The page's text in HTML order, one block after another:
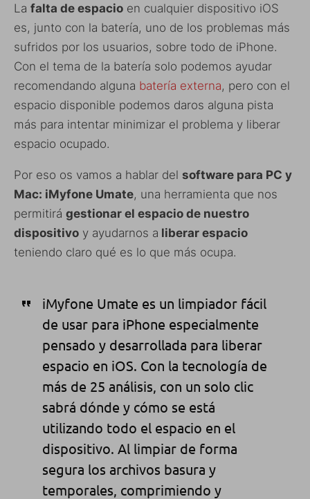
La falta de espacio en cualquier dispositivo iOS
es, junto con la batería, uno de los problemas más
sufridos por los usuarios, sobre todo de iPhone.
Con el tema de la batería solo podemos ayudar
recomendando alguna batería externa, pero con el
espacio disponible podemos daros alguna pista
más para intentar minimizar el problema y liberar
espacio ocupado.
Por eso os vamos a hablar del software para PC y
Mac: iMyfone Umate, una herramienta que nos
permitirá gestionar el espacio de nuestro
dispositivo y ayudarnos a liberar espacio
teniendo claro qué es lo que más ocupa.
iMyfone Umate es un limpiador fácil
de usar para iPhone especialmente
pensado y desarrollada para liberar
espacio en iOS. Con la tecnología de
más de 25 análisis, con un solo clic
sabrá dónde y cómo se está
utilizando todo el espacio en el
dispositivo. Al limpiar de forma
segura los archivos basura y
temporales , comprimiendo y